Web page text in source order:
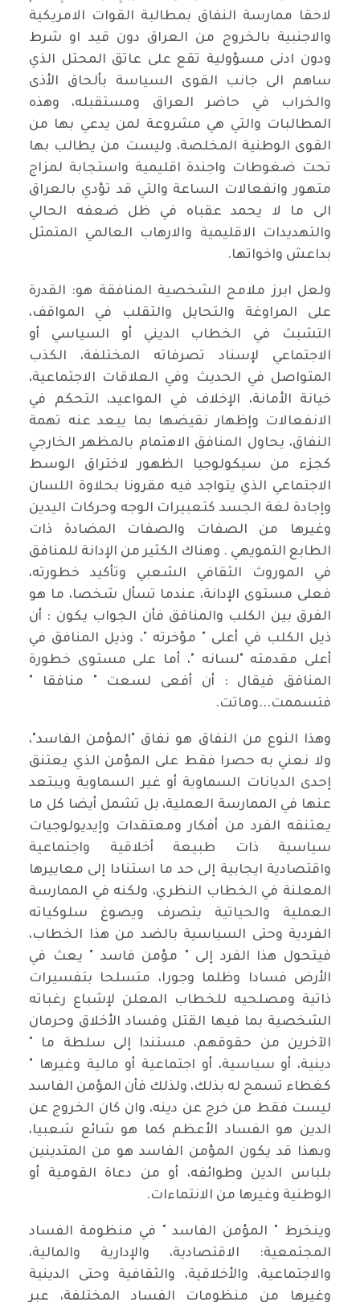
لاحقا ممارسة النفاق بمطالبة القوات الامريكية
والاجنبية بالخروج من العراق دون قيد او شرط
ودون ادنى مسؤولية تقع على عاتق المحتل الذي
ساهم الى جانب القوى السياسة بألحاق الأذى
والخراب في حاضر العراق ومستقبله، وهذه
المطالبات والتي هي مشروعة لمن يدعي بها من
القوى الوطنية المخلصة، وليست من يطالب بها
تحت ضغوطات واجندة اقليمية واستجابة لمزاج
متهور وانفعالات الساعة والتي قد تؤدي بالعراق
الى ما لا يحمد عقباه في ظل ضعفه الحالي
والتهديدات الاقليمية والارهاب العالمي المتمثل
بداعش واخواتها.
ولعل ابرز ملامح الشخصية المنافقة هو: القدرة
على المراوغة والتحايل والتقلب في المواقف،
التشبث في الخطاب الديني أو السياسي أو
الاجتماعي لإسناد تصرفاته المختلفة، الكذب
المتواصل في الحديث وفي العلاقات الاجتماعية،
خيانة الأمانة، الإخلاف في المواعيد، التحكم في
الانفعالات وإظهار نقيضها بما يبعد عنه تهمة
النفاق، يحاول المنافق الاهتمام بالمظهر الخارجي
كجزء من سيكولوجيا الظهور لاختراق الوسط
الاجتماعي الذي يتواجد فيه مقرونا بحلاوة اللسان
وإجادة لغة الجسد كتعبيرات الوجه وحركات اليدين
وغيرها من الصفات والصفات المضادة ذات
الطابع التمويهي . وهناك الكثير من الإدانة للمنافق
في الموروث الثقافي الشعبي وتأكيد خطورته،
فعلى مستوى الإدانة، عندما تسأل شخصا، ما هو
الفرق بين الكلب والمنافق فأن الجواب يكون : أن
ذيل الكلب في أعلى " مؤخرته "، وذيل المنافق في
أعلى مقدمته "لسانه "، أما على مستوى خطورة
المنافق فيقال : أن أفعى لسعت " منافقا "
فتسممت...وماتت.
وهذا النوع من النفاق هو نفاق "المؤمن الفاسد"،
ولا نعني به حصرا فقط على المؤمن الذي يعتنق
إحدى الديانات السماوية أو غير السماوية ويبتعد
عنها في الممارسة العملية، بل تشمل أيضا كل ما
يعتنقه الفرد من أفكار ومعتقدات وإيديولوجيات
سياسية ذات طبيعة أخلاقية واجتماعية
واقتصادية ايجابية إلى حد ما استنادا إلى معاييرها
المعلنة في الخطاب النظري، ولكنه في الممارسة
العملية والحياتية يتصرف ويصوغ سلوكياته
الفردية وحتى السياسية بالضد من هذا الخطاب،
فيتحول هذا الفرد إلى " مؤمن فاسد " يعث في
الأرض فسادا وظلما وجورا، متسلحا بتفسيرات
ذاتية ومصلحيه للخطاب المعلن لإشباع رغباته
الشخصية بما فيها القتل وفساد الأخلاق وحرمان
الآخرين من حقوقهم، مستندا إلى سلطة ما "
دينية، أو سياسية، أو اجتماعية أو مالية وغيرها "
كغطاء تسمح له بذلك، ولذلك فأن المؤمن الفاسد
ليست فقط من خرج عن دينه، وان كان الخروج عن
الدين هو الفساد الأعظم كما هو شائع شعبيا،
وبهذا قد يكون المؤمن الفاسد هو من المتدينين
بلباس الدين وطوائفه، أو من دعاة القومية أو
الوطنية وغيرها من الانتماءات.
وينخرط " المؤمن الفاسد " في منظومة الفساد
المجتمعية: الاقتصادية، والإدارية والمالية،
والاجتماعية، والأخلاقية، والثقافية وحتى الدينية
وغيرها من منظومات الفساد المختلفة، عبر